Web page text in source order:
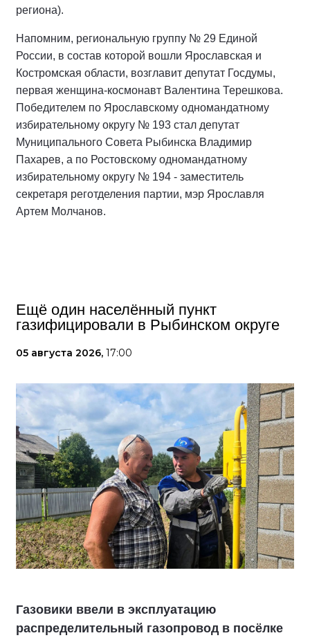
региона).
Напомним, региональную группу № 29 Единой
России, в состав которой вошли Ярославская и
Костромская области, возглавит депутат Госдумы,
первая женщина-космонавт Валентина Терешкова.
Победителем по Ярославскому одномандатному
избирательному округу № 193 стал депутат
Муниципального Совета Рыбинска Владимир
Пахарев, а по Ростовскому одномандатному
избирательному округу № 194 - заместитель
секретаря реготделения партии, мэр Ярославля
Артем Молчанов.
Ещё один населённый пункт
газифицировали в Рыбинском округе
05 августа 2026, 17:00
Газовики ввели в эксплуатацию
распределительный газопровод в посёлке